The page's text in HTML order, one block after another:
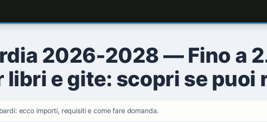
2026-2028 — Fino a
libri e gite: scopri se puoi
ecco importi, requisiti e come fare domanda.